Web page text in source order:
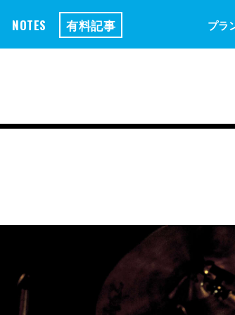
NOTES 有料記事 プラ